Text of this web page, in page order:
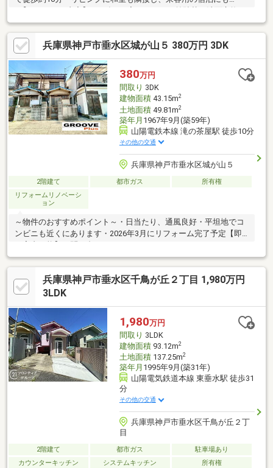
天井貼替・畳張替
兵庫県神戸市垂水区城が山５ 380万円 3DK
380万円
間取り 3DK
建物面積43.15m2
土地面積49.81m2
築年月 1967年9月(築59年)
山陽電鉄本線 滝の茶屋駅 徒歩10分
その他の交通
兵庫県神戸市垂水区城が山５
2階建て 都市ガス
所有権
リフォームリノベーシ
ョン
～物件のおすすめポイント～・日当たり、通風良好・平坦地でコ
ンビニも近くにあります・2026年3月にリフォーム完了予定【即
兵庫県神戸市垂水区千鳥が丘２丁目 1,980万円
3LDK
1,980万円
間取り 3LDK
建物面積93.12m2
土地面積137.25m2
築年月 1995年9月(築31年)
山陽電気鉄道本線 東垂水駅 徒歩31
分
その他の交通
兵庫県神戸市垂水区千鳥が丘２丁
目
2階建て 都市ガス
駐車場あり
カウンターキッチン
システムキッチン 所有権